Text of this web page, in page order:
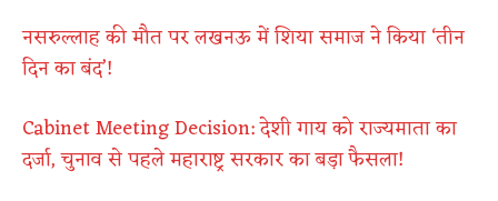
नसरुल्लाह की मौत पर लखनऊ में शिया समाज ने किया ‘तीन
दिन का बंद’!
Cabinet Meeting Decision:​​​ दे​शी​ गाय को राज्यमाता का
दर्जा, चुनाव से पहले महाराष्ट्र सरकार का बड़ा फैसला!